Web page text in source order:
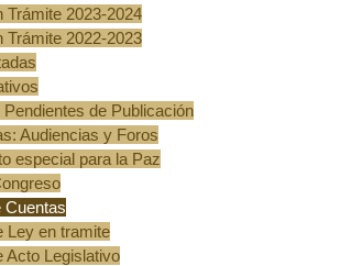
Trámite 2023-2024
Trámite 2022-2023
de Publicación
Audiencias y Foros
especial para la Paz
Cuentas
Ley en tramite
Acto Legislativo